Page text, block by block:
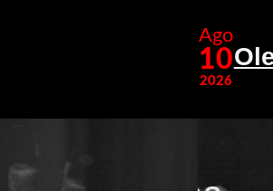
Ago
10
2026